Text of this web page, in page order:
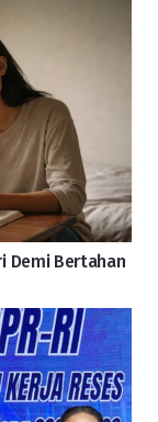
Demi Bertahan